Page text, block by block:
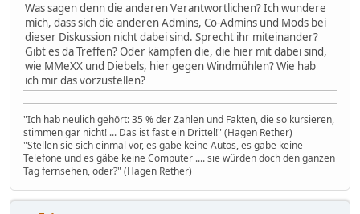
Was sagen denn die anderen Verantwortlichen? Ich wundere
mich, dass sich die anderen Admins, Co-Admins und Mods bei
dieser Diskussion nicht dabei sind. Sprecht ihr miteinander?
Gibt es da Treffen? Oder kämpfen die, die hier mit dabei sind,
wie MMeXX und Diebels, hier gegen Windmühlen? Wie hab
ich mir das vorzustellen?
"Ich hab neulich gehört: 35 % der Zahlen und Fakten, die so kursieren,
stimmen gar nicht! ... Das ist fast ein Drittel!" (Hagen Rether)
"Stellen sie sich einmal vor, es gäbe keine Autos, es gäbe keine
Telefone und es gäbe keine Computer .... sie würden doch den ganzen
Tag fernsehen, oder?" (Hagen Rether)